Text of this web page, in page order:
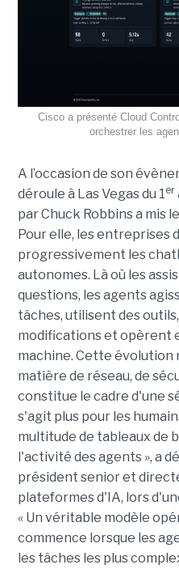
Cisco a présenté Cloud
orchestrer les
A l’occasion de son
déroule à Las Vegas du 1er
par Chuck Robbins a mis
Pour elle, les entreprises
progressivement les
autonomes. Là où les
questions, les agents
tâches, utilisent des
modifications et opèrent
machine. Cette évolution
matière de réseau, de
constitue le cadre d'une
s'agit plus pour les
multitude de tableaux de
l'activité des agents », a
président senior et
plateformes d'IA, lors
« Un véritable modèle
commence lorsque les
les tâches les plus